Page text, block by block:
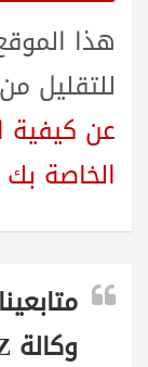
هذا
للتقليل
عن كيفية
الخاصة بك processed